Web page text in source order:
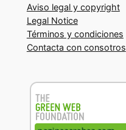
Aviso legal y copyright
Legal Notice
Términos y condiciones
Contacta con consotros